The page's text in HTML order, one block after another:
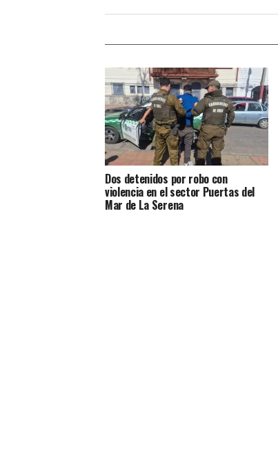
Dos detenidos por robo con
violencia en el sector Puertas del
Mar de La Serena